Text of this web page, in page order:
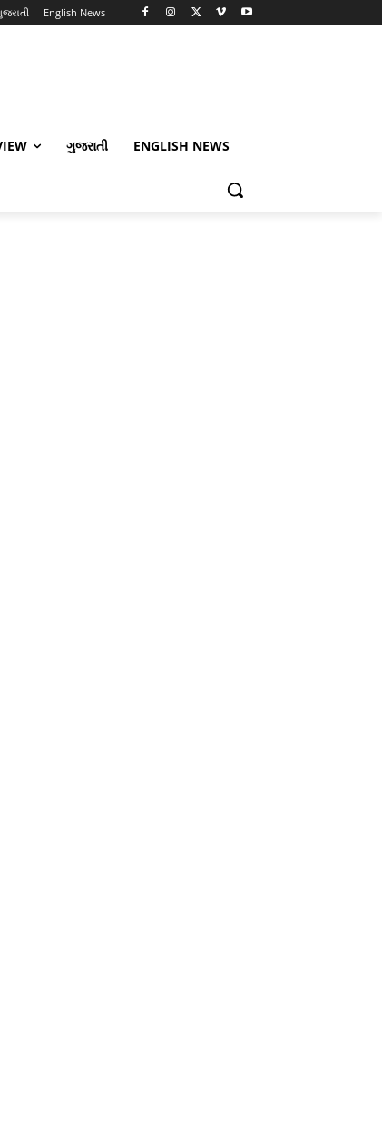
English News
ગુજરાતી ENGLISH NEWS